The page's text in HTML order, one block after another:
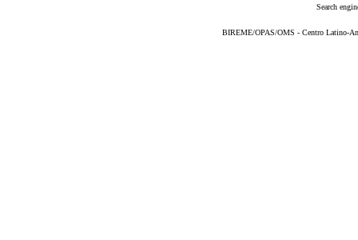
Search
BIREME/OPAS/OMS - Centro Latino-